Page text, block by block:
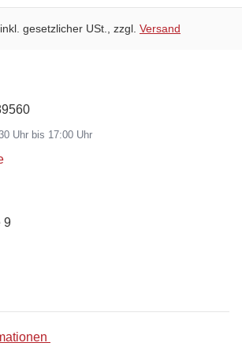
gesetzlicher USt., zzgl. Versand
Uhr bis 17:00 Uhr
9